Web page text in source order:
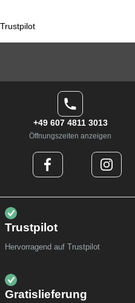
Trustpilot
+49 607 4811 3013
Öffnungszeiten anzeigen
Trustpilot
Hervorragend auf Trustpilot
Gratislieferung